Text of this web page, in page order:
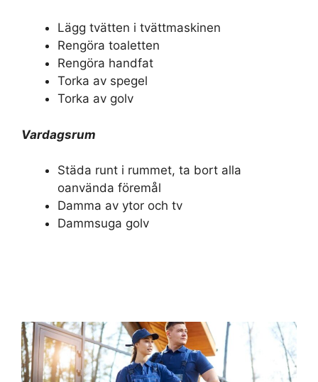
Lägg tvätten i tvättmaskinen
Rengöra toaletten
Rengöra handfat
Torka av spegel
Torka av golv
Vardagsrum
Städa runt i rummet, ta bort alla
oanvända föremål
Damma av ytor och tv
Dammsuga golv